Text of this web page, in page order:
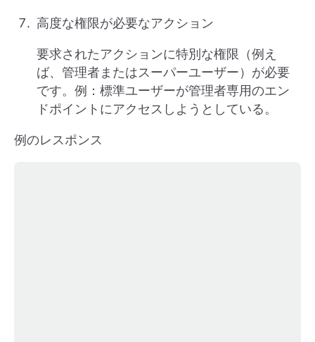
高度な権限が必要なアクション
要求されたアクションに特別な権限（例え
ば、管理者またはスーパーユーザー）が必要
です。例：標準ユーザーが管理者専用のエン
ドポイントにアクセスしようとしている。
例のレスポンス